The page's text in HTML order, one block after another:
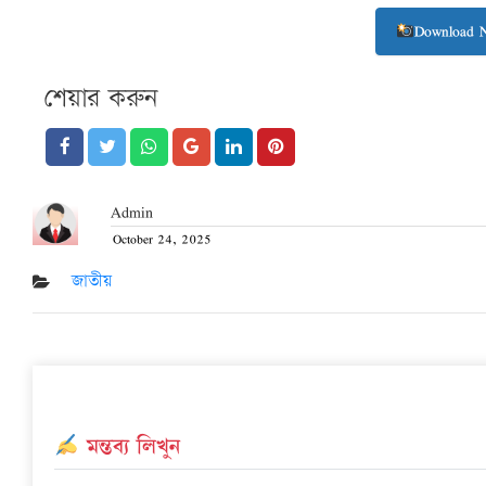
Download
শেয়ার করুন
Admin
Posted
on
October 24, 2025
জাতীয়
মন্তব্য লিখুন